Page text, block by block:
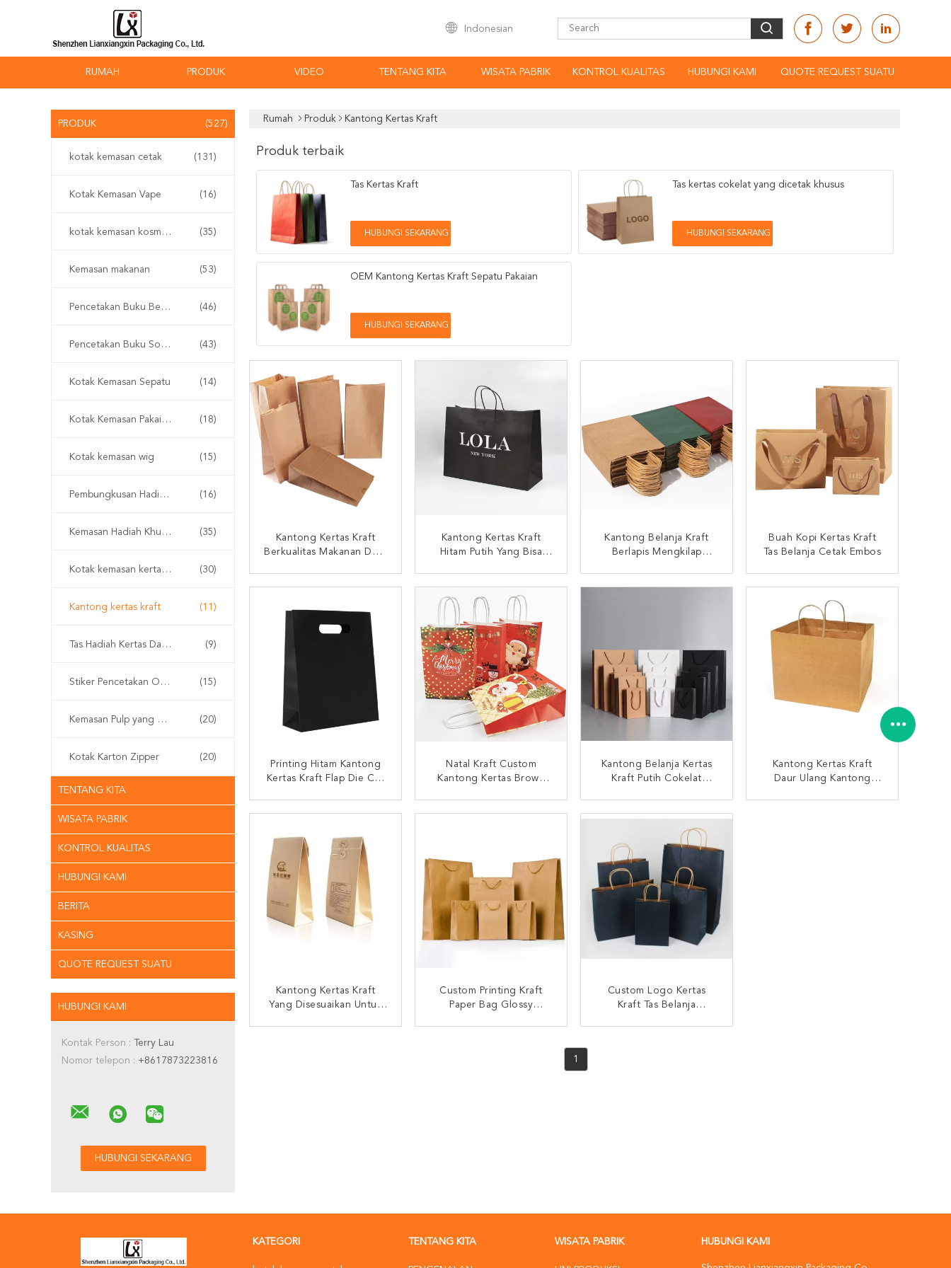
Indonesian
RUMAH PRODUK VIDEO TENTANG KITA WISATA PABRIK KONTROL KUALITAS HUBUNGI KAMI QUOTE REQUEST SUATU
PRODUK (527)
kotak kemasan cetak (131)
Kotak Kemasan Vape (16)
kotak kemasan kosmetik (35)
Kemasan makanan (53)
Pencetakan Buku Berlapis Karat (46)
Pencetakan Buku Softcover (43)
Kotak Kemasan Sepatu (14)
Kotak Kemasan Pakaian (18)
Kotak kemasan wig (15)
Pembungkusan Hadiah Kotak Jam Tangan (16)
Kemasan Hadiah Khusus (35)
Kotak kemasan kertas kraft (30)
Kantong kertas kraft (11)
Tas Hadiah Kertas Daur Ulang (9)
Stiker Pencetakan Offset (15)
Kemasan Pulp yang Dibentuk (20)
Kotak Karton Zipper (20)
TENTANG KITA
WISATA PABRIK
KONTROL KUALITAS
HUBUNGI KAMI
BERITA
KASING
QUOTE REQUEST SUATU
HUBUNGI KAMI
Kontak Person : Terry Lau
Nomor telepon : +8617873223816
Rumah Produk Kantong Kertas Kraft
Produk terbaik
Tas Kertas Kraft
HUBUNGI SEKARANG
Tas kertas cokelat yang dicetak khusus
HUBUNGI SEKARANG
OEM Kantong Kertas Kraft Sepatu Pakaian
HUBUNGI SEKARANG
Kantong Kertas Kraft
Berkualitas Makanan Daur
HUBUNGI SEKARANG
Kantong Kertas Kraft
Hitam Putih Yang Bisa
HUBUNGI SEKARANG
Kantong Belanja Kraft
Berlapis Mengkilap
HUBUNGI SEKARANG
Buah Kopi Kertas Kraft
Tas Belanja Cetak Embos
HUBUNGI SEKARANG
Printing Hitam Kantong
Kertas Kraft Flap Die Cut
HUBUNGI SEKARANG
Natal Kraft Custom
Kantong Kertas Brown
HUBUNGI SEKARANG
Kantong Belanja Kertas
Kraft Putih Cokelat
HUBUNGI SEKARANG
Kantong Kertas Kraft
Daur Ulang Kantong
Kantong Kertas Kraft
Yang Disesuaikan Untuk
Custom Printing Kraft
Paper Bag Glossy
Custom Logo Kertas
Kraft Tas Belanja
1
KATEGORI TENTANG KITA WISATA PABRIK HUBUNGI KAMI